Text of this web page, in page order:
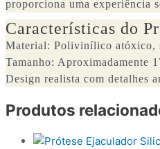
proporciona uma experiência
Características do
Material: Polivinílico atóxico,
Tamanho: Aproximadamente
Design realista com detalhes
Produtos